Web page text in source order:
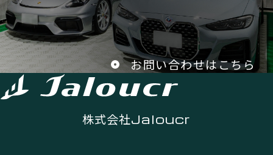
お問い合わせはこちら
株式会社Jaloucr